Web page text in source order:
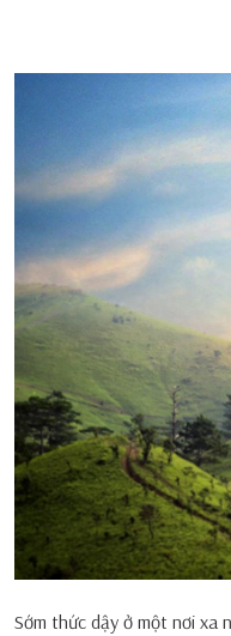
Sớm thức dậy ở một nơi xa